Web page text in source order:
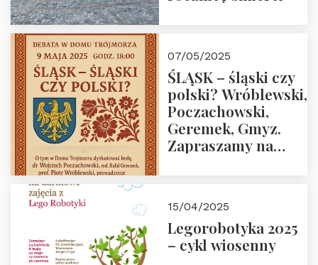
07/05/2025
ŚLĄSK – śląski czy
polski? Wróblewski,
Poczachowski,
Geremek, Gmyz.
Zapraszamy na
Trójmorza.
15/04/2025
Legorobotyka 2025
– cykl wiosenny